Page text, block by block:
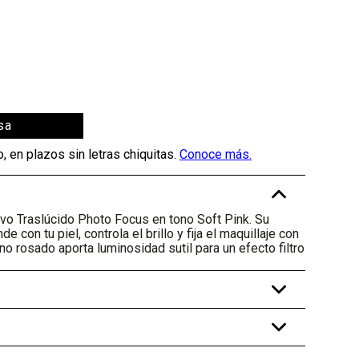
-
Traslúcido Photo Focus en tono Soft Pink. Su
con tu piel, controla el brillo y fija el maquillaje con
rosado aporta luminosidad sutil para un efecto filtro
+
+